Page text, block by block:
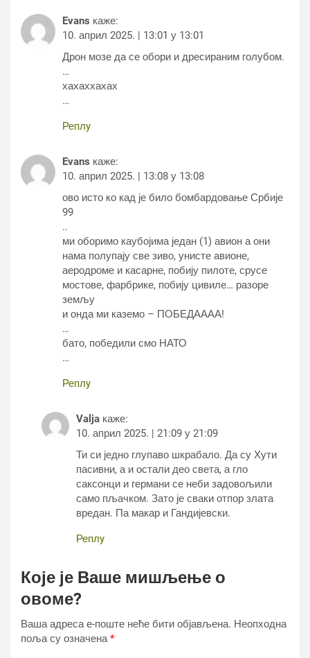
Evans каже:
10. април 2025. | 13:01 у 13:01
Дрон мозе да се обори и дресираним голубом.
…
хахаххахах
…
Реплy
Evans каже:
10. април 2025. | 13:08 у 13:08
ово исто ко кад је било бомбардовање Србије
99
..
ми оборимо каубојима један (1) авион а они
нама полупају све зиво, унисте авионе,
аеродроме и касарне, побију пилоте, срусе
мостове, фарбрике, побију цивиле… разоре
земљу
и онда ми каземо – ПОБЕДАААА!
…
бато, победили смо НАТО
…
Реплy
Valja каже:
10. април 2025. | 21:09 у 21:09
Ти си једно глупаво шкрабало. Да су Хути
пасивни, а и остали део света, а гло
саксонци и германи се неби задовољили
само пљачком. Зато је сваки отпор злата
вредан. Па макар и Гандијевски.
Реплy
Које је Ваше мишљење о
овоме?
Ваша адреса е-поште неће бити објављена. Неопходна
поља су означена*